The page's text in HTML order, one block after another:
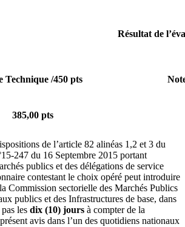
Résultat de
Technique /450 pts
385,00 pts
de l’article 82 alinéas 1,2 et 3 du
247 du 16 Septembre 2015 portant
publics et des délégations de service
contestant le choix opéré peut introduire
Commission sectorielle des Marchés Publics
publics et des Infrastructures de base, dans
les dix (10) jours à compter de la
avis dans l’un des quotidiens nationaux